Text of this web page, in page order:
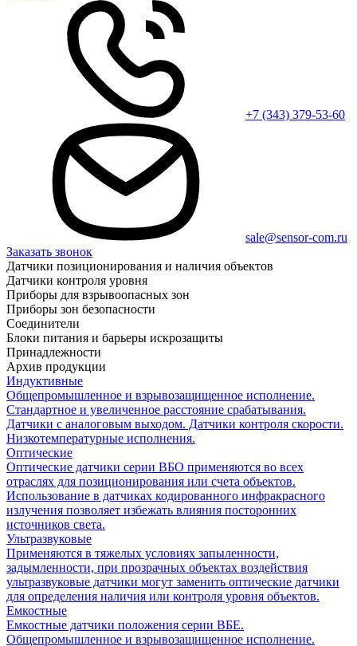
+7 (343) 379-53-60
sale@sensor-com.ru
Заказать звонок
Датчики позиционирования и наличия объектов
Датчики контроля уровня
Приборы для взрывоопасных зон
Приборы зон безопасности
Соединители
Блоки питания и барьеры искрозащиты
Принадлежности
Архив продукции
Индуктивные
Общепромышленное и взрывозащищенное исполнение.
Стандартное и увеличенное расстояние срабатывания.
Датчики с аналоговым выходом. Датчики контроля скорости.
Низкотемпературные исполнения.
Оптические
Оптические датчики серии ВБО применяются во всех
отраслях для позиционирования или счета объектов.
Использование в датчиках кодированного инфракрасного
излучения позволяет избежать влияния посторонних
источников света.
Ультразвуковые
Применяются в тяжелых условиях запыленности,
задымленности, при прозрачных объектах воздействия
ультразвуковые датчики могут заменить оптические датчики
для определения наличия или контроля уровня объектов.
Емкостные
Емкостные датчики положения серии ВБЕ.
Общепромышленное и взрывозащищенное исполнение.